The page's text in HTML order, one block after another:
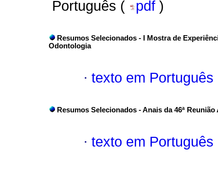
Português (
pdf )
Resumos Selecionados - I Mostra de
Odontologia
· texto em Português
Resumos Selecionados - Anais da 46ª
· texto em Português